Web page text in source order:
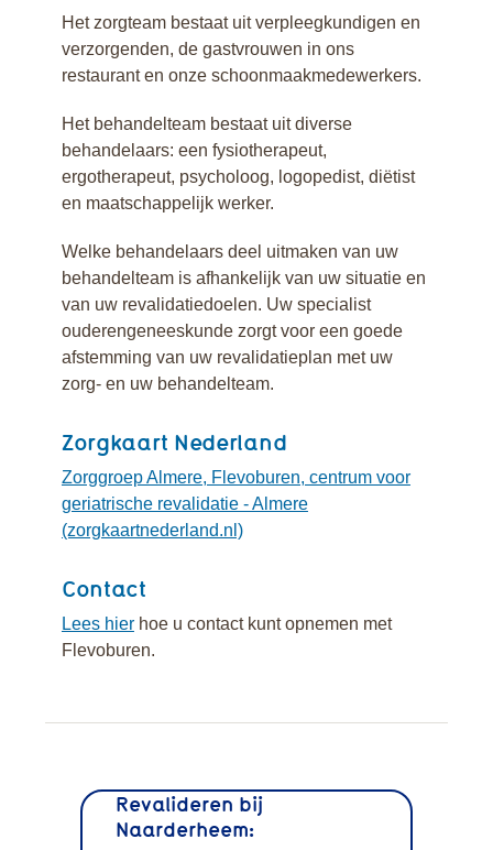
Het zorgteam bestaat uit verpleegkundigen en
verzorgenden, de gastvrouwen in ons
restaurant en onze schoonmaakmedewerkers.
Het behandelteam bestaat uit diverse
behandelaars: een fysiotherapeut,
ergotherapeut, psycholoog, logopedist, diëtist
en maatschappelijk werker.
Welke behandelaars deel uitmaken van uw
behandelteam is afhankelijk van uw situatie en
van uw revalidatiedoelen. Uw specialist
ouderengeneeskunde zorgt voor een goede
afstemming van uw revalidatieplan met uw
zorg- en uw behandelteam.
Zorgkaart Nederland
Zorggroep Almere, Flevoburen, centrum voor
geriatrische revalidatie - Almere
(zorgkaartnederland.nl)
Contact
Lees hierhoe u contact kunt opnemen met
Flevoburen.
Revalideren bij
Naarderheem: